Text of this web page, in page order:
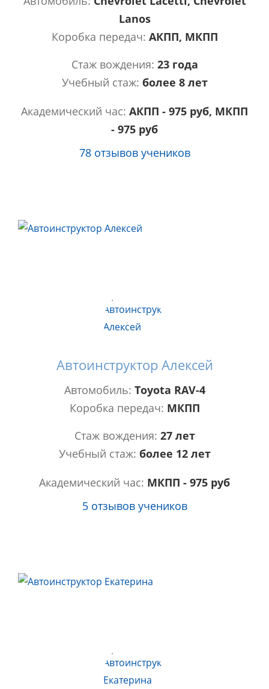
Lanos
Коробка передач: АКПП, МКПП
Стаж вождения: 23 года
Учебный стаж: более 8 лет
Академический час: АКПП - 975 руб, МКПП
- 975 руб
78 отзывов учеников
Автоинструктор Алексей
Автомобиль: Тоyota RAV-4
Коробка передач: МКПП
Стаж вождения: 27 лет
Учебный стаж: более 12 лет
Академический час: МКПП - 975 руб
5 отзывов учеников